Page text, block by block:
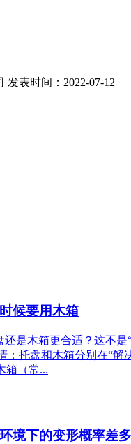
发表时间：2022-07-12
候要用木箱
是木箱更合适？这不
托盘和木箱分别在“
箱（常...
境下的变形概率差